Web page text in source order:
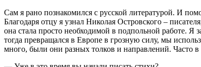
Сам я рано познакомился с русской литературой. И
Благодаря отцу я узнал Николая Островского –
она стала просто необходимой в подпольной работе.
тогда превращался в Европе в грозную силу, мы
много, были они разных толков и направлений. Часто